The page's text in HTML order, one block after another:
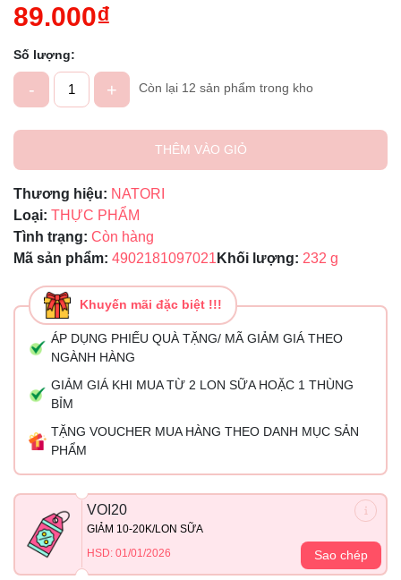
89.000₫
Số lượng:
- + Còn lại 12 sản phẩm trong kho
THÊM VÀO GIỎ
Thương hiệu: NATORI
Loại: THỰC PHẨM
Tình trạng: Còn hàng
Mã sản phẩm: 4902181097021 Khối lượng: 232 g
Khuyến mãi đặc biệt !!!
ÁP DỤNG PHIẾU QUÀ TẶNG/ MÃ GIẢM GIÁ THEO
NGÀNH HÀNG
GIẢM GIÁ KHI MUA TỪ 2 LON SỮA HOẶC 1 THÙNG
BỈM
TẶNG VOUCHER MUA HÀNG THEO DANH MỤC SẢN
PHẨM
VOI20
GIẢM 10-20K/LON SỮA
HSD: 01/01/2026
Sao chép